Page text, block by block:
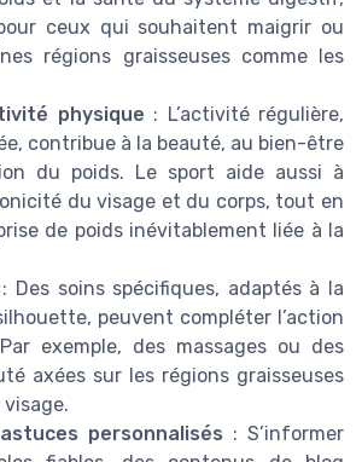
ceux qui souhaitent maigrir ou
régions graisseuses comme les
physique : L’activité régulière,
contribue à la beauté, au bien-être
du poids. Le sport aide aussi à
du visage et du corps, tout en
de poids inévitablement liée à la
: Des soins spécifiques, adaptés à la
peuvent compléter l’action
exemple, des massages ou des
axées sur les régions graisseuses
personnalisés : S’informer